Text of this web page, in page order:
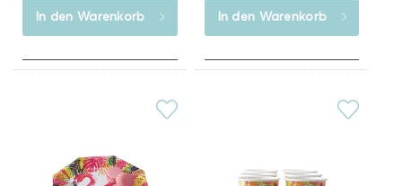
In den Warenkorb In den Warenkorb